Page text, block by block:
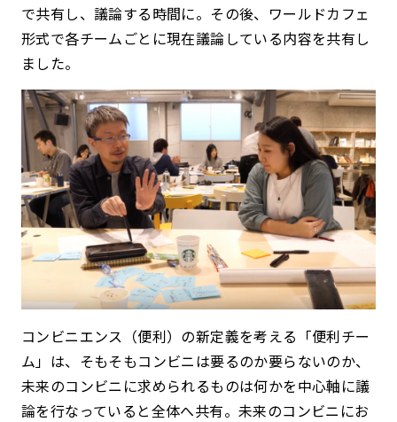
で共有し、議論する時間に。その後、ワールドカフェ
形式で各チームごとに現在議論している内容を共有し
ました。
コンビニエンス（便利）の新定義を考える「便利チー
ム」は、そもそもコンビニは要るのか要らないのか、
未来のコンビニに求められるものは何かを中心軸に議
論を行なっていると全体へ共有。未来のコンビニにお